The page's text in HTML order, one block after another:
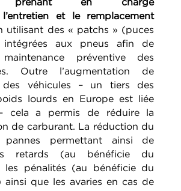
l’entretien et le remplacement
utilisant des « patchs » (puces
intégrées aux pneus afin de
préventive des
Outre l’augmentation de
des véhicules – un tiers des
lourds en Europe est liée
cela a permis de réduire la
de carburant. La réduction du
permettant ainsi de
retards (au bénéficie du
les pénalités (au bénéficie du
ainsi que les avaries en cas de